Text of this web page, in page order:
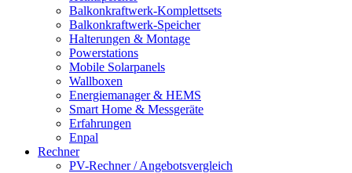
Balkonkraftwerk-Komplettsets
Balkonkraftwerk-Speicher
Halterungen & Montage
Powerstations
Mobile Solarpanels
Wallboxen
Energiemanager & HEMS
Smart Home & Messgeräte
Erfahrungen
Enpal
Rechner
PV-Rechner / Angebotsvergleich